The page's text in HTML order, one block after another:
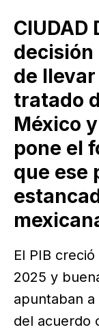
CIUDAD
decisión
de
tratado
México
pone el
que ese
El PIB
2025 y
apuntaban
del acuerdo